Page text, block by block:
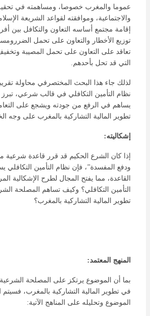
عموما والمغرب خصوصا، ومساهمته في تحقيق
والاجتماعية، وموافقته لقواعد الشريعة
إقامة مجتمع أساسه التعاون والتكافل بين
توزيع الأخطار والتعاون على تحمل
تعاقد على التعاون على تحمل المصيبة
التي قد تحل بأحدهم.
لذلك جاء هذا البحث المختصرفي محاولة
نظام التأمين التكافلي في قالب شرعي، تبرز
يساهم في الرفع من جودته ويشجع على
تطوير المالية التشاركية بالمغرب على وجه
إشكاليته:
إذا كان الشرع الحكيم قد قرر قاعدة شرعية
ودفع المفسدة”، فإن نظام التأمين
القاعدة، مما يفتح المجال لطرح الإشكالية
التأمين التكافلي؟ وكيف تساهم المصلحة
تطوير المالية التشاركية بالمغرب؟
المنهج المعتمد:
بما أن الموضوع يرتكز على المصلحة الشرعية
في تطوير المالية التشاركية بالمغرب، فسيتم
الموضوع وتحليله على المناهج الآتية: